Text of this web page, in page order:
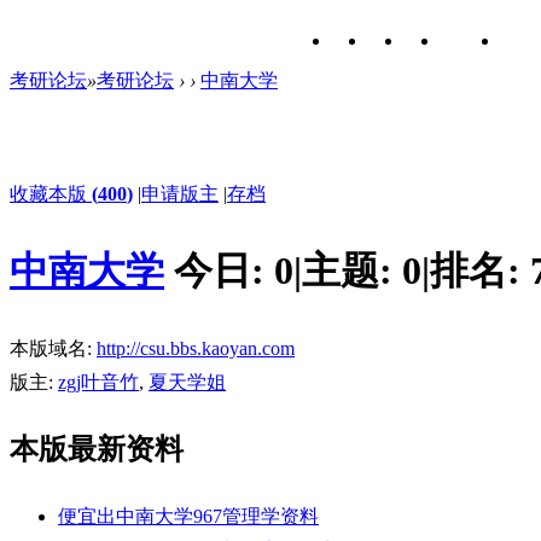
考研论坛»考研论坛 › › 中南大学
收藏本版 (400) |申请版主 |存档
中南大学 今日: 0|主题: 0|排名:
本版域名: http://csu.bbs.kaoyan.com
版主: zgj叶音竹, 夏天学姐
本版最新资料
便宜出中南大学967管理学资料